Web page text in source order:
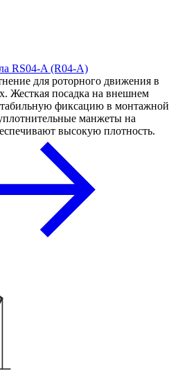
RS04-A (R04-A)
для роторного движения в
Жесткая посадка на внешнем
фиксацию в монтажной
манжеты на
высокую плотность.